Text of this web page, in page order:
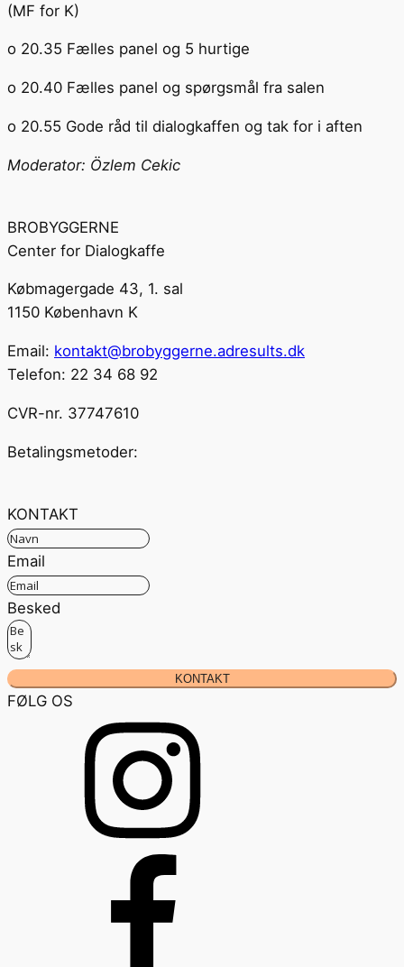
(MF for K)
o 20.35 Fælles panel og 5 hurtige
o 20.40 Fælles panel og spørgsmål fra salen
o 20.55 Gode råd til dialogkaffen og tak for i aften
Moderator: Özlem Cekic
BROBYGGERNE
Center for Dialogkaffe
Købmagergade 43, 1. sal
1150 København K
Email: kontakt@brobyggerne.adresults.dk
Telefon: 22 34 68 92
CVR-nr. 37747610
Betalingsmetoder:
KONTAKT
Email
Besked
KONTAKT
FØLG OS